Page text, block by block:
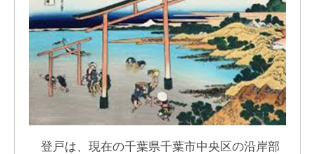
登戸は、現在の千葉県千葉市中央区の沿岸部